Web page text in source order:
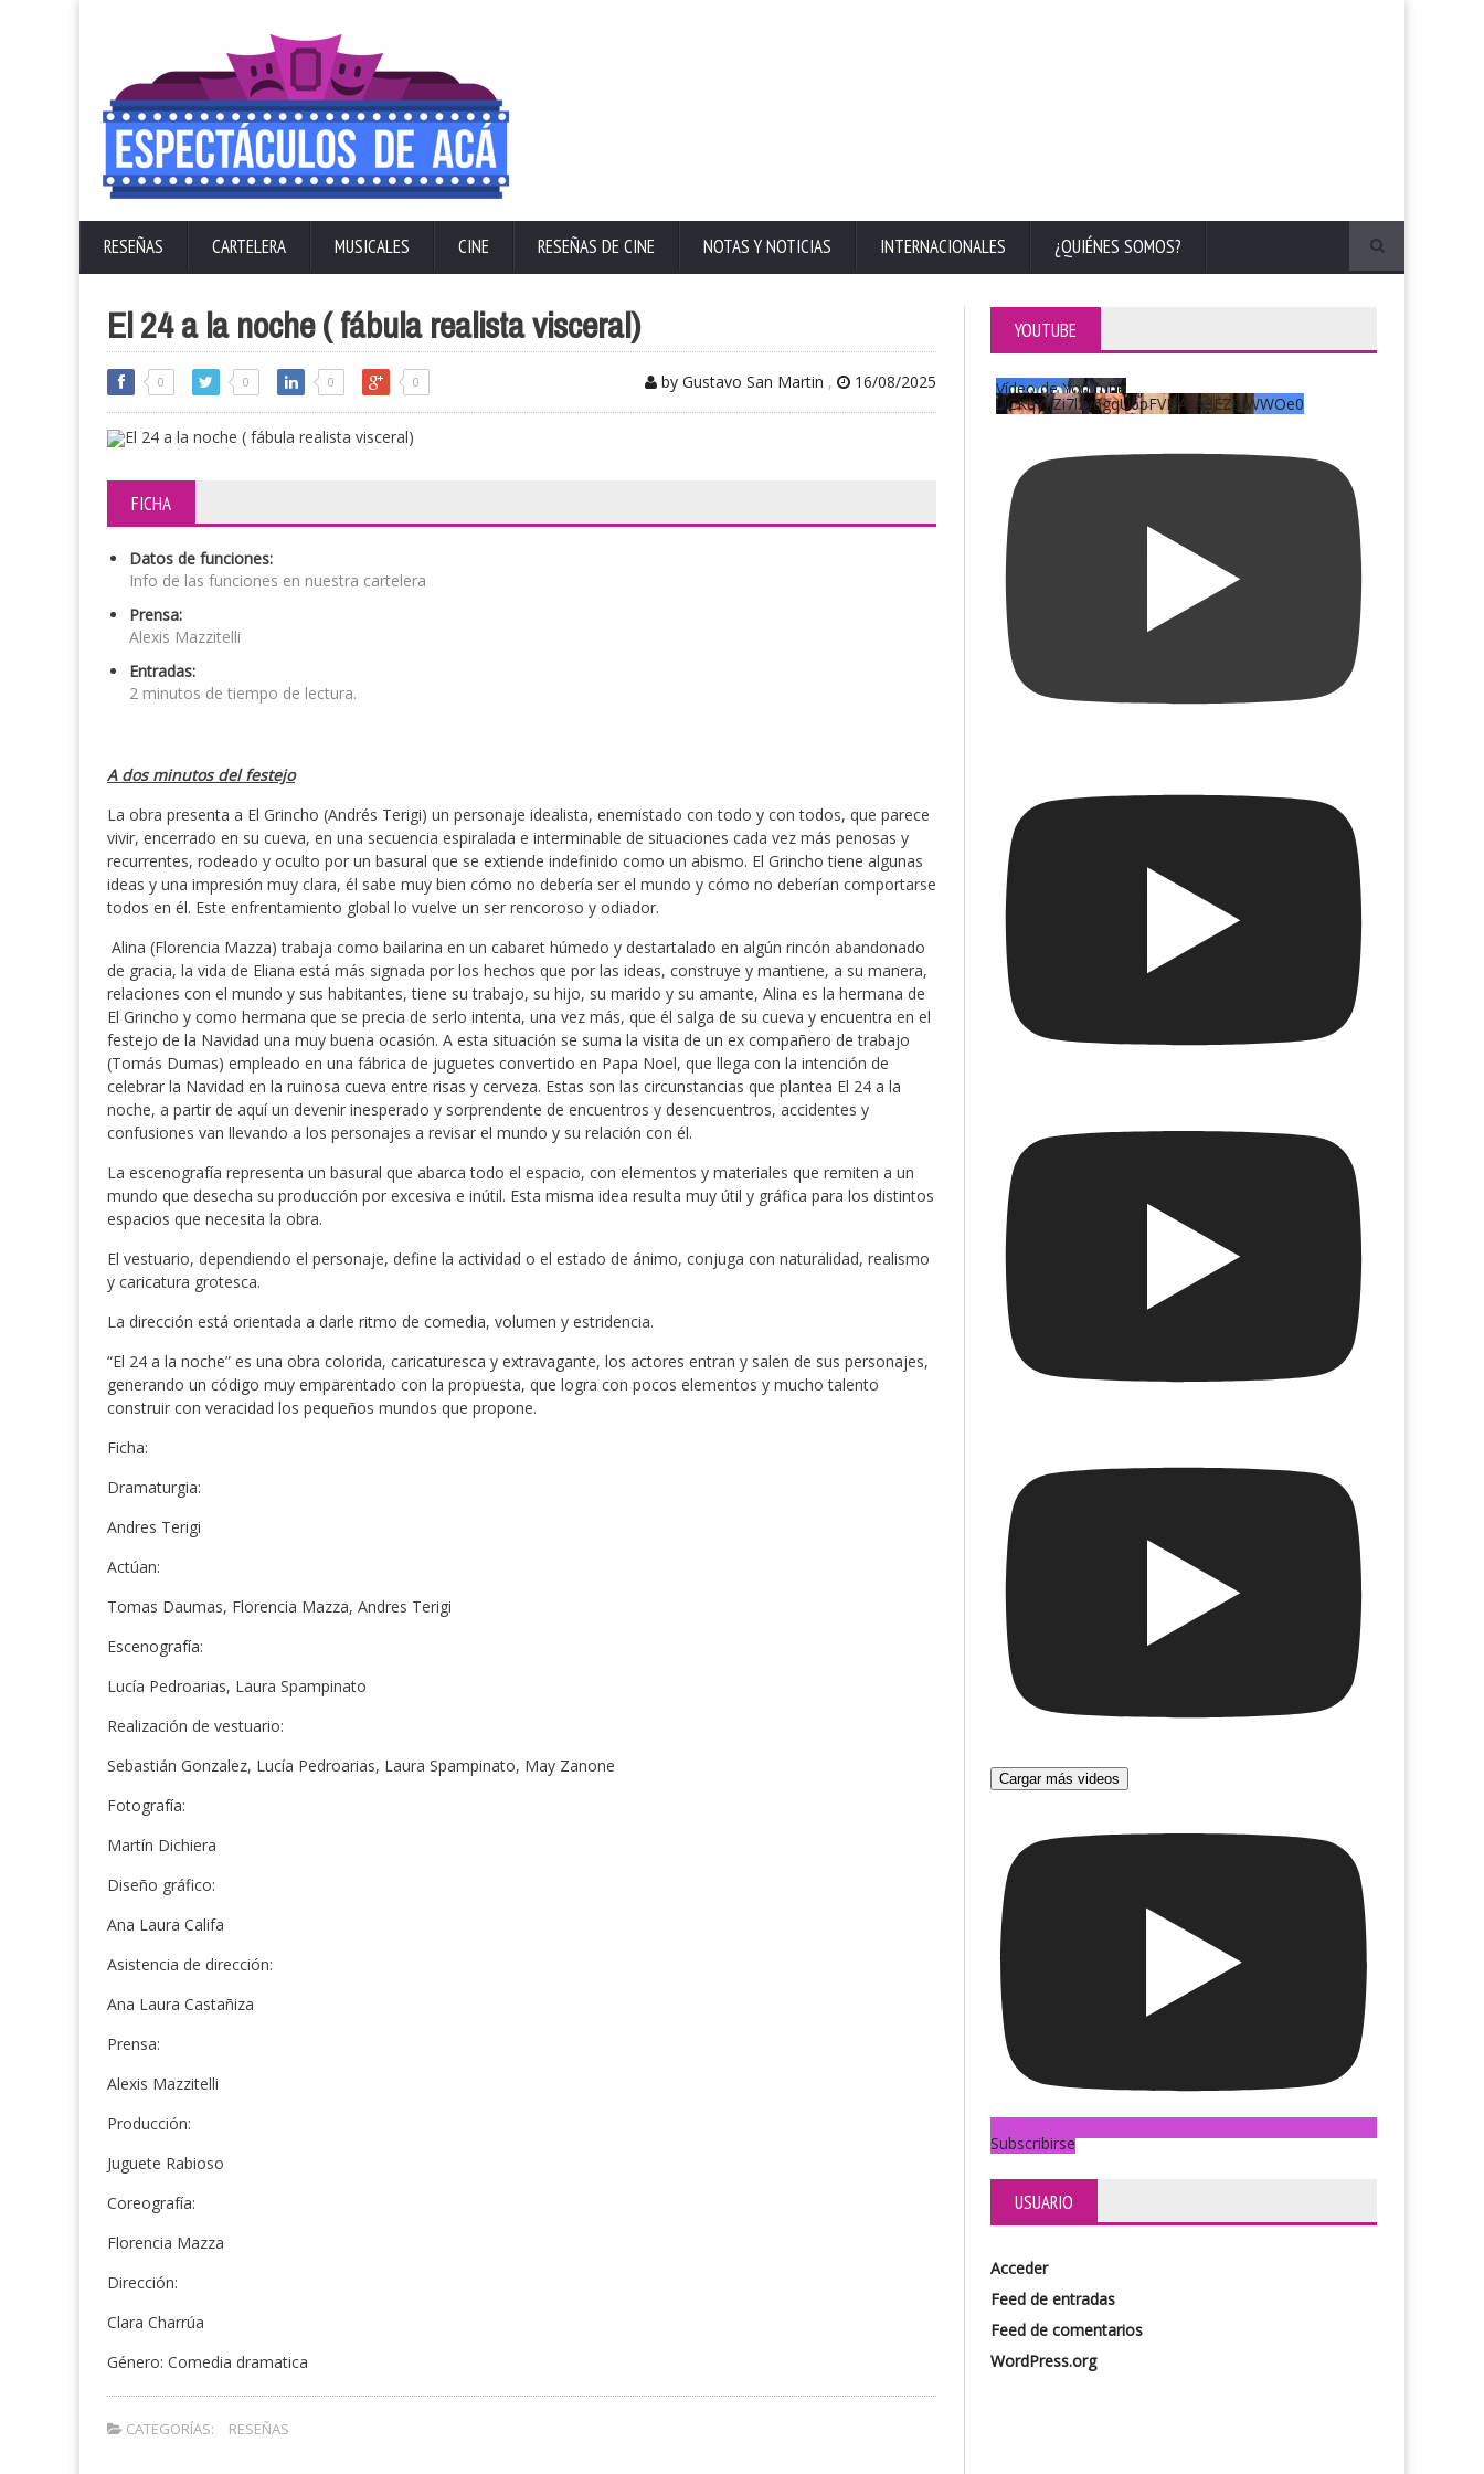
RESEÑAS CARTELERA MUSICALES CINE RESEÑAS DE CINE NOTAS Y NOTICIAS INTERNACIONALES ¿QUIÉNES SOMOS?
El 24 a la noche ( fábula realista visceral)
0 0 0 0 by Gustavo San Martin , 16/08/2025
FICHA
Datos de funciones:
Info de las funciones en nuestra cartelera
Prensa:
Alexis Mazzitelli
Entradas:
2 minutos de tiempo de lectura.
A dos minutos del festejo
La obra presenta a El Grincho (Andrés Terigi) un personaje idealista, enemistado con todo y con todos, que parece
vivir, encerrado en su cueva, en una secuencia espiralada e interminable de situaciones cada vez más penosas y
recurrentes, rodeado y oculto por un basural que se extiende indefinido como un abismo. El Grincho tiene algunas
ideas y una impresión muy clara, él sabe muy bien cómo no debería ser el mundo y cómo no deberían comportarse
todos en él. Este enfrentamiento global lo vuelve un ser rencoroso y odiador.
Alina (Florencia Mazza) trabaja como bailarina en un cabaret húmedo y destartalado en algún rincón abandonado
de gracia, la vida de Eliana está más signada por los hechos que por las ideas, construye y mantiene, a su manera,
relaciones con el mundo y sus habitantes, tiene su trabajo, su hijo, su marido y su amante, Alina es la hermana de
El Grincho y como hermana que se precia de serlo intenta, una vez más, que él salga de su cueva y encuentra en el
festejo de la Navidad una muy buena ocasión. A esta situación se suma la visita de un ex compañero de trabajo
(Tomás Dumas) empleado en una fábrica de juguetes convertido en Papa Noel, que llega con la intención de
celebrar la Navidad en la ruinosa cueva entre risas y cerveza. Estas son las circunstancias que plantea El 24 a la
noche, a partir de aquí un devenir inesperado y sorprendente de encuentros y desencuentros, accidentes y
confusiones van llevando a los personajes a revisar el mundo y su relación con él.
La escenografía representa un basural que abarca todo el espacio, con elementos y materiales que remiten a un
mundo que desecha su producción por excesiva e inútil. Esta misma idea resulta muy útil y gráfica para los distintos
espacios que necesita la obra.
El vestuario, dependiendo el personaje, define la actividad o el estado de ánimo, conjuga con naturalidad, realismo
y caricatura grotesca.
La dirección está orientada a darle ritmo de comedia, volumen y estridencia.
“El 24 a la noche” es una obra colorida, caricaturesca y extravagante, los actores entran y salen de sus personajes,
generando un código muy emparentado con la propuesta, que logra con pocos elementos y mucho talento
construir con veracidad los pequeños mundos que propone.
Ficha:
Dramaturgia:
Andres Terigi
Actúan:
Tomas Daumas, Florencia Mazza, Andres Terigi
Escenografía:
Lucía Pedroarias, Laura Spampinato
Realización de vestuario:
Sebastián Gonzalez, Lucía Pedroarias, Laura Spampinato, May Zanone
Fotografía:
Martín Dichiera
Diseño gráfico:
Ana Laura Califa
Asistencia de dirección:
Ana Laura Castañiza
Prensa:
Alexis Mazzitelli
Producción:
Juguete Rabioso
Coreografía:
Florencia Mazza
Dirección:
Clara Charrúa
Género: Comedia dramatica
CATEGORÍAS: RESEÑAS
YOUTUBE
Vídeo de YouTube
UCKqYjiZi7lzy6gqU6pFVFiA_A3EZ9JWWOe0
Cargar más videos
Subscribirse
USUARIO
Acceder
Feed de entradas
Feed de comentarios
WordPress.org